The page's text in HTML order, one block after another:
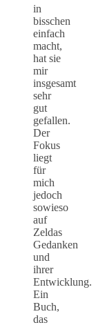
in
bisschen
einfach
macht,
hat sie
mir
insgesamt
sehr
gut
gefallen.
Der
Fokus
liegt
für
mich
jedoch
sowieso
auf
Zeldas
Gedanken
und
ihrer
Entwicklung.
Ein
Buch,
das